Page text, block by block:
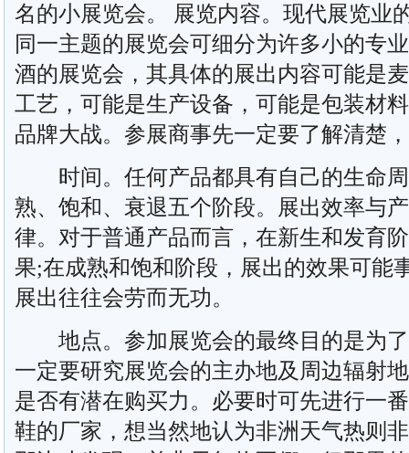
名的小展览会。 展览内容。现代展览业
同一主题的展览会可细分为许多小的专
酒的展览会，其具体的展出内容可能是
工艺，可能是生产设备，可能是包装材
品牌大战。参展商事先一定要了解清楚
时间。任何产品都具有自己的生命周
熟、饱和、衰退五个阶段。展出效率与
律。对于普通产品而言，在新生和发育
果;在成熟和饱和阶段，展出的效果可能
展出往往会劳而无功。
地点。参加展览会的最终目的是为了
一定要研究展览会的主办地及周边辐射
是否有潜在购买力。必要时可先进行一
鞋的厂家，想当然地认为非洲天气热则